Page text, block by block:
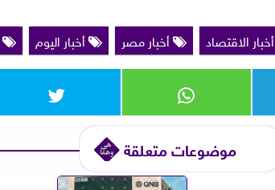
أخبار الاقتصاد أخبار مصر أخبار اليوم
موضوعات متعلقة